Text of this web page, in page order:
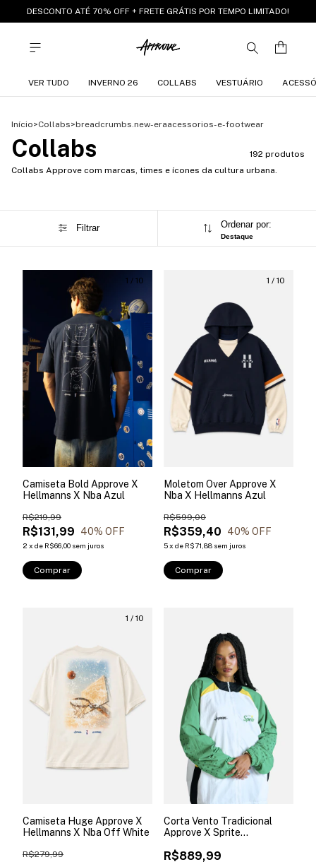
DESCONTO ATÉ 70% OFF + FRETE GRÁTIS POR TEMPO LIMITADO!
VER TUDO INVERNO 26 COLLABS VESTUÁRIO
Início>Collabs>breadcrumbs.new-eraacessorios-e-footwear
Collabs
192 produtos
Collabs Approve com marcas, times e ícones da cultura urbana.
Filtrar Ordenar por:
Destaque
1 / 10
Camiseta Bold Approve X
Hellmanns X Nba Azul
R$131,99
R$219,99
40% OFF
2 x de R$66,00 sem juros
Comprar
1 / 10
Moletom Over Approve X
Nba X Hellmanns Azul
R$359,40
R$599,00
40% OFF
5x de R$71,88 sem juros
Comprar
1 / 10
Camiseta Huge Approve X
Hellmanns X Nba Off White
R$279,99
Corta Vento Tradicional
Approve X Sprite
R$889,99